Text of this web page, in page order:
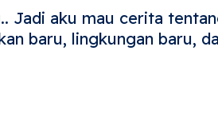
Jadi aku mau cerita
baru, lingkungan baru,